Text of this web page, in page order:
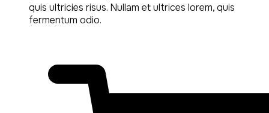
199,00 lei.169,00 lei.
quis ultricies risus. Nullam et ultrices lorem, quis
fermentum odio.